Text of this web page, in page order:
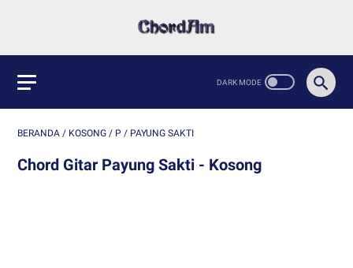
BERANDA / KOSONG / P / PAYUNG SAKTI
Chord Gitar Payung Sakti - Kosong